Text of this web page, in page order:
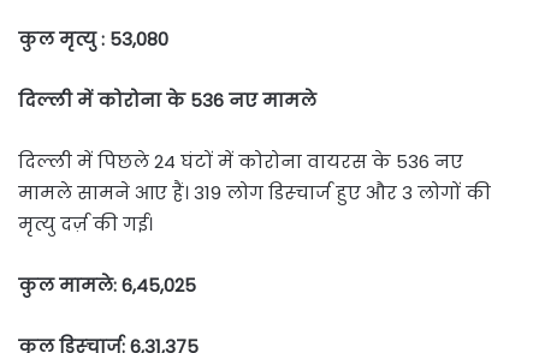
कुल मृत्यु : 53,080
दिल्ली में कोरोना के 536 नए मामले
दिल्ली में पिछले 24 घंटों में कोरोना वायरस के 536 नए
मामले सामने आए हैं। 319 लोग डिस्चार्ज हुए और 3 लोगों की
मृत्यु दर्ज़ की गई।
कुल मामले: 6,45,025
कुल डिस्चार्ज: 6,31,375